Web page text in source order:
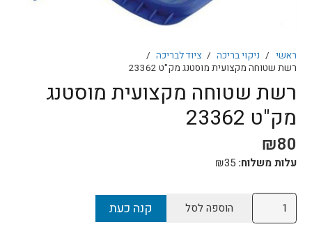
ראשי / ניקוי בריכה / ציוד לבריכה /
רשת שטוחה מקצועית מוסטנג מק"ט 23362
רשת שטוחה מקצועית מוסטנג
מק"ט 23362
₪80
עלות משלוח: ₪35
כמות
של
הוספה לסל קנה כעת